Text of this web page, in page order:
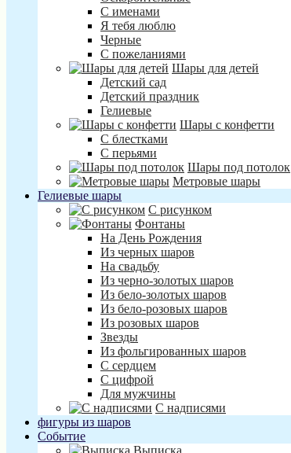
С именами
Я тебя люблю
Черные
С пожеланиями
Шары для детей
Детский сад
Детский праздник
Гелиевые
Шары с конфетти
С блестками
С перьями
Шары под потолок
Метровые шары
Гелиевые шары
С рисунком
Фонтаны
На День Рождения
Из черных шаров
На свадьбу
Из черно-золотых шаров
Из бело-золотых шаров
Из бело-розовых шаров
Из розовых шаров
Звезды
Из фольгированных шаров
С сердцем
С цифрой
Для мужчины
С надписями
фигуры из шаров
Событие
Выписка